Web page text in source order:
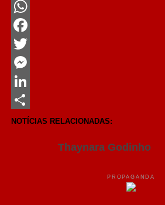
WhatsApp
Facebook
Twitter
Messenger
LinkedIn
Share
NOTÍCIAS RELACIONADAS:
Thaynara Godinho
PROPAGANDA